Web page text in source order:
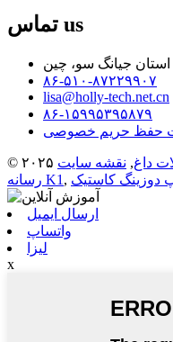
تماس us
جیانگ سو، چین
۸۶-۵۱۰-۸۷۲۲۹۹۰۷
lisa@holly-tech.net.cn
۸۶-۱۵۹۹۵۳۹۵۸۷۹
حفظ حریم خصوصی
داغ, نقشه سایت
رسانه K1 , دوزینگ کاستیک
ارسال ایمیل
واتساپ
لیزا
x